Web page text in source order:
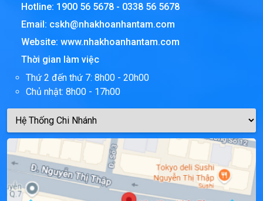
Hotline: 1900 56 5678 - 0338 56 5678
Email: cskh@nhakhoanhantam.com
Website: www.nhakhoanhantam.com
Thời gian làm việc
Thứ 2 đến thứ 7: 8h00 - 20h00
Chủ nhật: 8h00 - 17h00